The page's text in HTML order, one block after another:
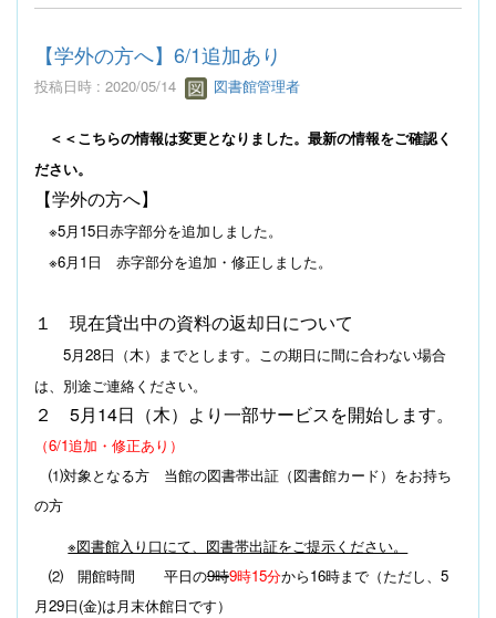
【学外の方へ】6/1追加あり
投稿日時 : 2020/05/14 図書館管理者
＜＜こちらの情報は変更となりました。最新の情報をご確認く
ださい。
【学外の方へ】
※5月15日赤字部分を追加しました。
※6月1日 赤字部分を追加・修正しました。
１ 現在貸出中の資料の返却日について
5月28日（木）までとします。この期日に間に合わない場合
は、別途ご連絡ください。
２ 5月14日（木）より一部サービスを開始します。
（6/1追加・修正あり）
⑴対象となる方 当館の図書帯出証（図書館カード）をお持ち
の方
※図書館入り口にて、図書帯出証をご提示ください。
⑵ 開館時間 平日の9時9時15分から16時まで （ただし、 5
月29日(金)は月末休館日です）